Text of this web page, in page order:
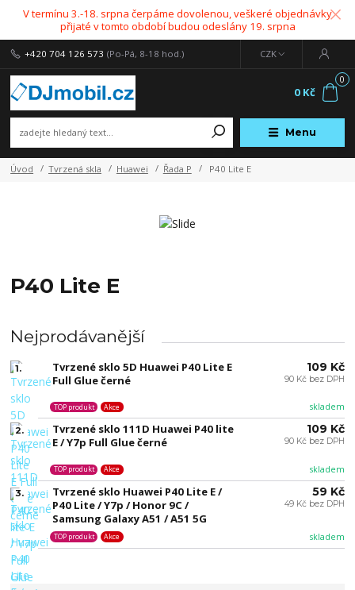
V termínu 3.-18. srpna čerpáme dovolenou, veškeré objednávky
přijaté v tomto období budou odeslány 19. srpna
Menu
CZK
+420 704 126 573 (Po-Pá, 8-18 hod.)
0
0 Kč
Úvod Tvrzená skla Huawei Řada P P40 Lite E
P40 Lite E
Nejprodávanější
1.
Tvrzené sklo 5D Huawei P40 Lite E
Full Glue černé
skladem
TOP produkt Akce
109 Kč
90 Kč bez DPH
2.
Tvrzené sklo 111D Huawei P40 lite
E / Y7p Full Glue černé
skladem
TOP produkt Akce
109 Kč
90 Kč bez DPH
3.
Tvrzené sklo Huawei P40 Lite E /
P40 Lite / Y7p / Honor 9C /
Samsung Galaxy A51 / A51 5G
skladem
TOP produkt Akce
59 Kč
49 Kč bez DPH